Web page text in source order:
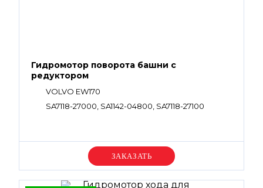
Гидромотор поворота башни с
редуктором
VOLVO EW170
SA7118-27000, SA1142-04800, SA7118-27100
Уточняйте цену